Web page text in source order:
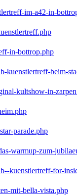
im-a42-in-
in-bottrop.php
kuenstlertreff-beim-
kultshow-in-
parade.php
warmup-zum-
kuenstlertreff-for-
mit-bella-vista.php